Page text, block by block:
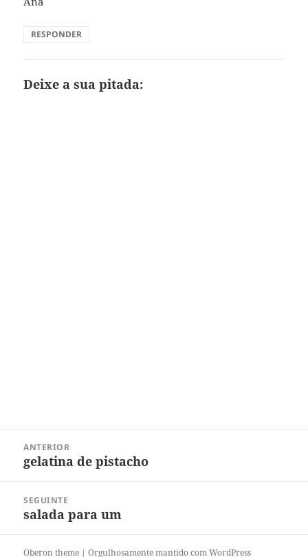
RESPONDER
Deixe a sua pitada:
ANTERIOR
Post
gelatina de pistacho
SEGUINTE
Próximo
salada para um
Oberon theme |Orgulhosamente mantido com WordPress